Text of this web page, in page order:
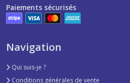
Paiements sécurisés
Navigation
Qui suis-je ?
Conditions générales de vente